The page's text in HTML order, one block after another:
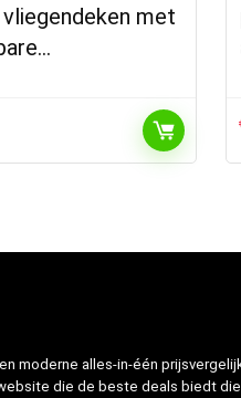
met
moderne alles-in-één
die de beste deals biedt die